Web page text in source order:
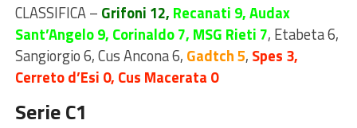
CLASSIFICA– Grifoni 12, Recanati 9, Audax
Sant’Angelo 9, Corinaldo 7, MSG Rieti 7, Etabeta 6,
Sangiorgio 6,Cus Ancona6, Gadtch 5, Spes 3,
Cerreto d’Esi 0, Cus Macerata 0
Serie C1